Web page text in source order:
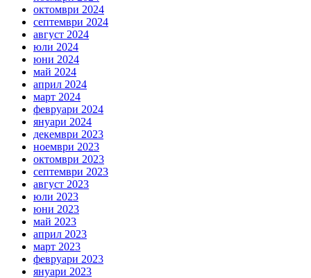
октомври 2024
септември 2024
август 2024
юли 2024
юни 2024
май 2024
април 2024
март 2024
февруари 2024
януари 2024
декември 2023
ноември 2023
октомври 2023
септември 2023
август 2023
юли 2023
юни 2023
май 2023
април 2023
март 2023
февруари 2023
януари 2023